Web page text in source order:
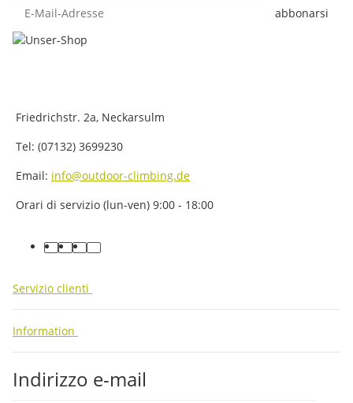
abbonarsi
Friedrichstr. 2a, Neckarsulm
Tel: (07132) 3699230
Email: info@outdoor-climbing.de
Orari di servizio (lun-ven) 9:00 - 18:00
facebook
youtube
instagram
tiktok
Servizio clienti
Information
Indirizzo e-mail